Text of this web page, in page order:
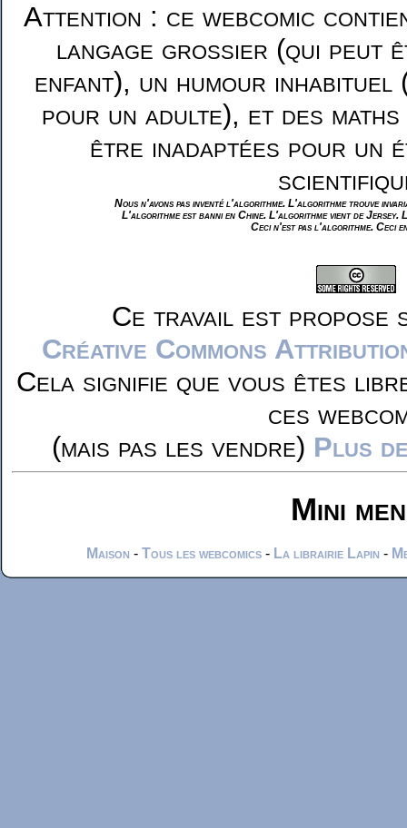
Attention : ce webcomic
langage grossier (qui peut
enfant), un humour inhabituel
pour un adulte), et des maths
être inadaptées pour un
Nous n'avons pas inventé l'algorithme. L'algorithme trouve
L'algorithme est banni en Chine. L'algorithme vient de Jersey.
Ceci n'est pas l'algorithme. Ceci
Ce travail est propose
Créative Commons
Cela signifie que vous êtes
ces
(mais pas les vendre) Plus
Mini
Maison - Tous les webcomics - La librairie Lapin -